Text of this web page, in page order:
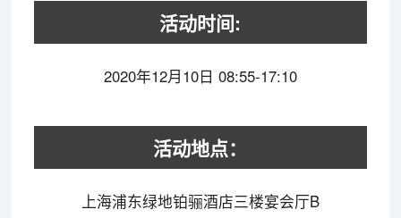
活动时间:
2020年12月10日 08:55-17:10
活动地点：
上海浦东绿地铂骊酒店三楼宴会厅B